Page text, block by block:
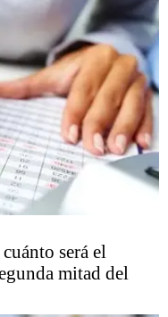
será el
mitad del